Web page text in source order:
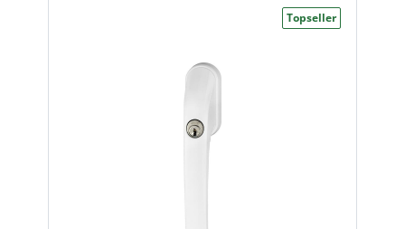
Topseller